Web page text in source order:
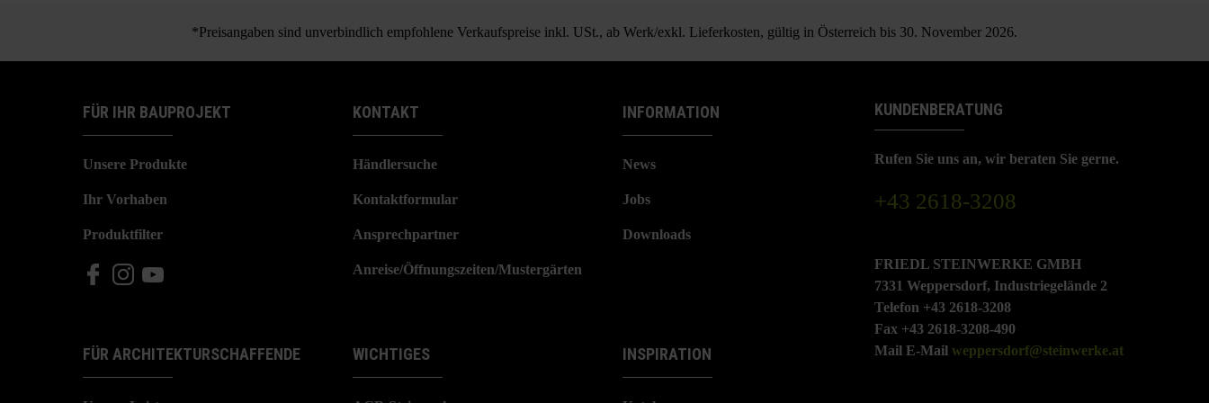
*Preisangaben sind unverbindlich empfohlene Verkaufspreise inkl. USt., ab Werk/exkl. Lieferkosten, gültig in Österreich bis 30. November 2026.
FÜR IHR BAUPROJEKT
Unsere Produkte
Ihr Vorhaben
Produktfilter
FÜR ARCHITEKTURSCHAFFENDE
KONTAKT
Händlersuche
Kontaktformular
Ansprechpartner
Anreise/Öffnungszeiten/Mustergärten
WICHTIGES
INFORMATION
News
Jobs
Downloads
INSPIRATION
KUNDENBERATUNG
Rufen Sie uns an, wir beraten Sie gerne.
+43 2618-3208
FRIEDL STEINWERKE GMBH
7331 Weppersdorf, Industriegelände 2
Telefon +43 2618-3208
Fax +43 2618-3208-490
Mail E-Mail weppersdorf@steinwerke.at